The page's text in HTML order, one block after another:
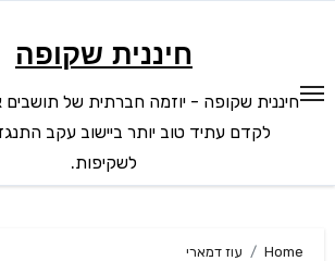
חיננית שקופה
חיננית שקופה - יוזמה חברתית של תושבים
לקדם עתיד טוב יותר ביישוב עקב
לשקיפות.
Home עוז דמארי